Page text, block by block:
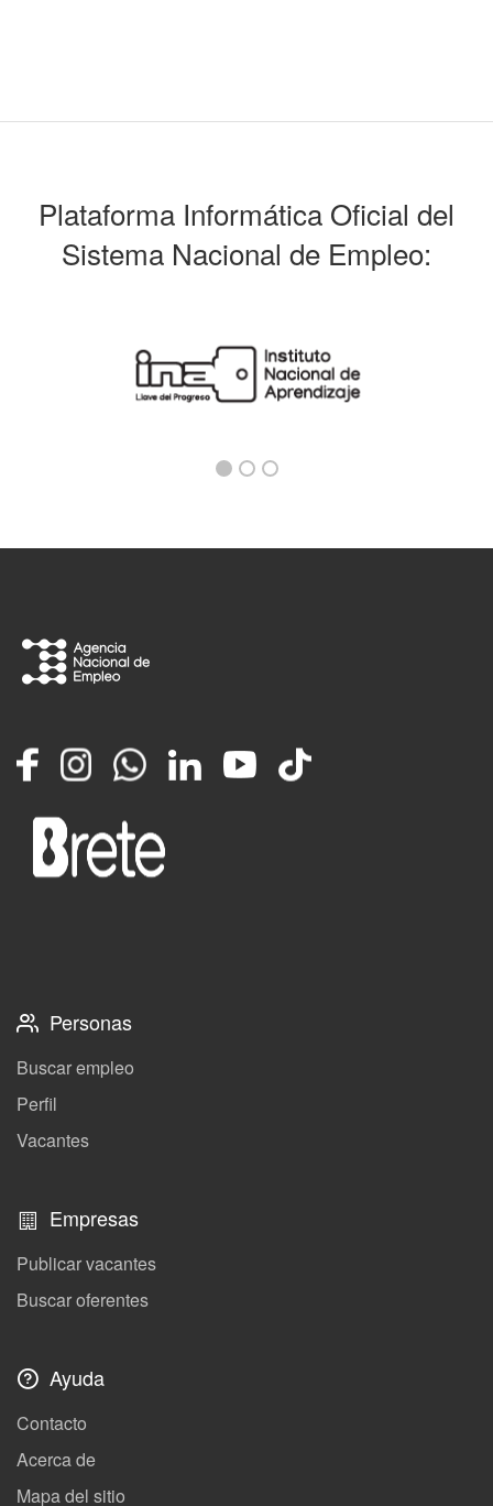
Plataforma Informática Oficial del
Sistema Nacional de Empleo:
FacebookInstagramWhatsappLinkedInYouTube
TikTok
Personas
Buscar empleo
Perfil
Vacantes
Empresas
Publicar vacantes
Buscar oferentes
Ayuda
Contacto
Acerca de
Mapa del sitio